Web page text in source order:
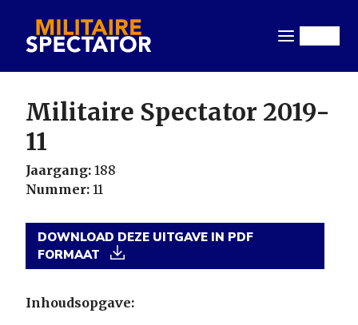
naar
gaanMilitaire Spectator 2019-
11
Jaargang: 188
Nummer: 11
DOWNLOAD DEZE UITGAVE IN PDF
FORMAAT
Inhoudsopgave: